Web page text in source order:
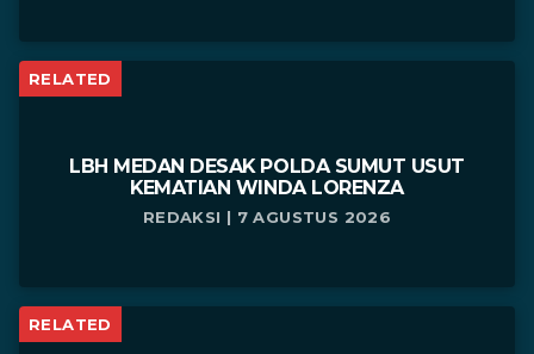
RELATED
LBH MEDAN DESAK POLDA SUMUT USUT
KEMATIAN WINDA LORENZA
REDAKSI | 7 AGUSTUS 2026
RELATED